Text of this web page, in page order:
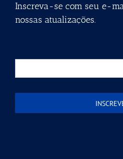
Inscreva-se com seu e-
nossas atualizações.